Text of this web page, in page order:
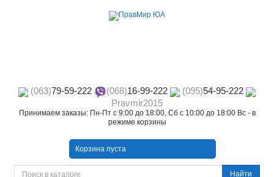
(063)79-59-222 (068)16-99-222 (095)54-95-222
Pravmir2015
Принимаем заказы: Пн-Пт с 9:00 до 18:00, Сб с 10:00 до 18:00 Вс - в
режиме корзины
Корзина пуста
Найти